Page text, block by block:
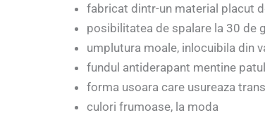
fabricat dintr-un material placut
posibilitatea de spalare la 30 de
umplutura moale, inlocuibila din
fundul antiderapant mentine
forma usoara care usureaza
culori frumoase, la moda